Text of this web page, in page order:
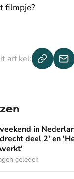
filmpje?
van deze video
artikel:
Zingt:
in
deel 2' en
geleden